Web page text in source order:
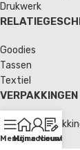
Drukwerk
Goodies
Tassen
Textiel
VERPAKKINGEN
Enveloppen
MenuHome
Mijn account
Nieuws